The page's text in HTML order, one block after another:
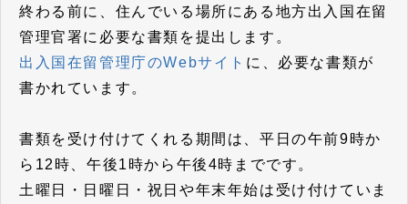
終わる前に、住んでいる場所にある地方出入国在留
管理官署に必要な書類を提出します。
出入国在留管理庁のWebサイト に、必要な書類が
書かれています。
書類を受け付けてくれる期間は、平日の午前9時か
ら12時、午後1時から午後4時までです。
土曜日・日曜日・祝日や年末年始は受け付けていま